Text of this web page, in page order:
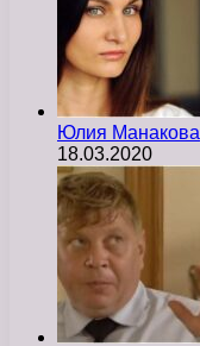
Юлия Манакова
18.03.2020